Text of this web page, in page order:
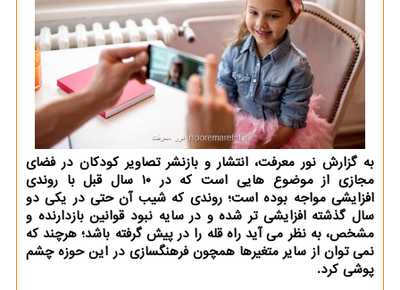
به گزارش نور معرفت، انتشار و بازنشر تصاویر کودکان در فضای
مجازی از موضوع هایی است که در ۱۰ سال قبل با روندی
افزایشی مواجه بوده است؛ روندی که شیب آن حتی در یکی دو
سال گذشته افزایشی تر شده و در سایه نبود قوانین بازدارنده و
مشخص، به نظر می آید راه قله را در پیش گرفته باشد؛ هرچند که
نمی توان از سایر متغیرها همچون فرهنگسازی در این حوزه چشم
پوشی کرد.